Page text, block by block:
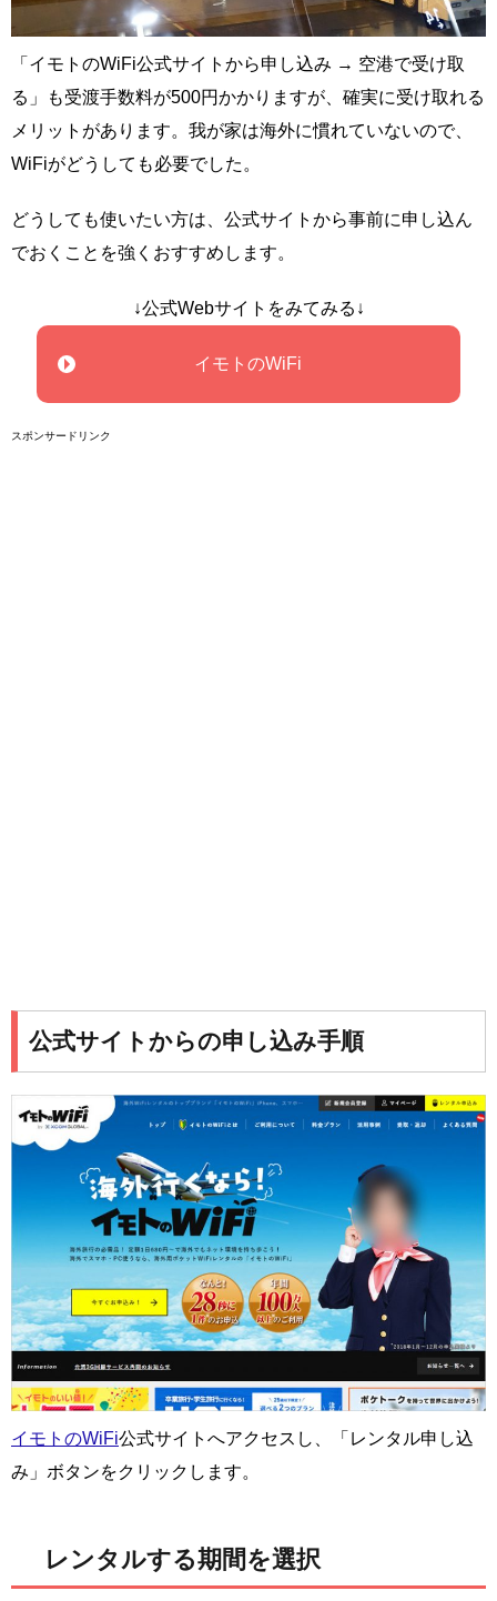
「イモトのWiFi公式サイトから申し込み → 空港で受け取
る」も受渡手数料が500円かかりますが、確実に受け取れる
メリットがあります。我が家は海外に慣れていないので、
WiFiがどうしても必要でした。
どうしても使いたい方は、公式サイトから事前に申し込ん
でおくことを強くおすすめします。
↓公式Webサイトをみてみる↓
イモトのWiFi
スポンサードリンク
公式サイトからの申し込み手順
イモトのWiFi公式サイトへアクセスし、「レンタル申し込
み」ボタンをクリックします。
レンタルする期間を選択